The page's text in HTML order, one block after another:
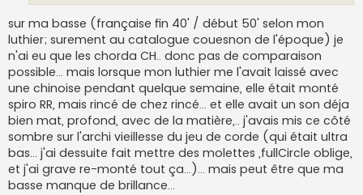
sur ma basse (française fin 40' / début 50' selon mon
luthier; surement au catalogue couesnon de l'époque) je
n'ai eu que les chorda CH.. donc pas de comparaison
possible... mais lorsque mon luthier me l'avait laissé avec
une chinoise pendant quelque semaine, elle était monté
spiro RR, mais rincé de chez rincé... et elle avait un son déja
bien mat, profond, avec de la matière,.. j'avais mis ce côté
sombre sur l'archi vieillesse du jeu de corde (qui était ultra
bas... j'ai dessuite fait mettre des molettes ,fullCircle oblige,
et j'ai grave re-monté tout ça...)... mais peut être que ma
basse manque de brillance...